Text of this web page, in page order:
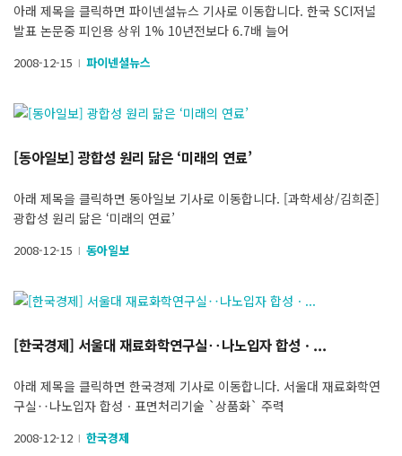
아래 제목을 클릭하면 파이넨셜뉴스 기사로 이동합니다. 한국 SCI저널
발표 논문중 피인용 상위 1% 10년전보다 6.7배 늘어
2008-12-15 l 파이넨셜뉴스
[동아일보] 광합성 원리 닮은 ‘미래의 연료’
아래 제목을 클릭하면 동아일보 기사로 이동합니다. [과학세상/김희준]
광합성 원리 닮은 ‘미래의 연료’
2008-12-15 l 동아일보
[한국경제] 서울대 재료화학연구실‥나노입자 합성ㆍ...
아래 제목을 클릭하면 한국경제 기사로 이동합니다. 서울대 재료화학연
구실‥나노입자 합성ㆍ표면처리기술 `상품화` 주력
2008-12-12 l 한국경제